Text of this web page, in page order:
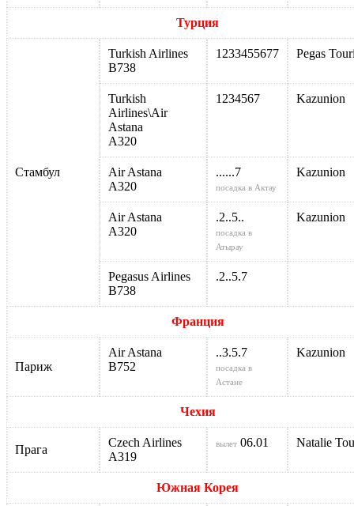
Турция
Стамбул
Turkish Airlines
В738
1233455677 Pegas
Turkish
Airlines\Air
Astana
А320
1234567 Kazunion
Air Astana
А320
......7
посадка в Актау
Kazunion
Air Astana
А320
.2..5..
посадка в
Атырау
Kazunion
Pegasus Airlines
В738
.2..5.7
Франция
Париж
Air Astana
В752
..3.5.7
посадка в
Астане
Kazunion
Чехия
Прага
Czech Airlines
А319
вылет 06.01 Natalie
Южная Корея